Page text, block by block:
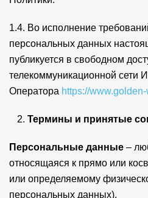
1.4. Во исполнение
персональных данных
публикуется в свободном
телекоммуникационной сети
Оператора https://
Термины и принятые
Персональные данные –
относящаяся к прямо или
или определяемому
персональных данных).